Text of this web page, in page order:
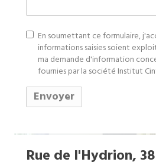
conscent
En soumettant ce formulaire,
informations saisies soient
ma demande d'information
fournies par la société Institut
Rue de l'Hydrion, 38